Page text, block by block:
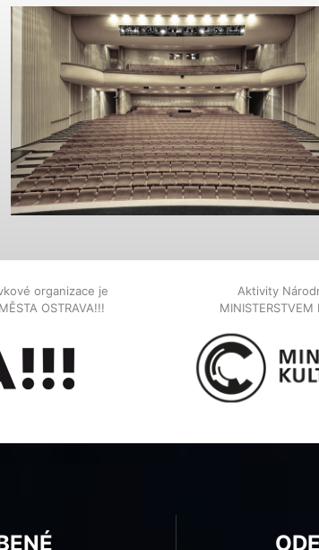
organizace je
OSTRAVA!!!
Aktivity
MINISTERSTVEM